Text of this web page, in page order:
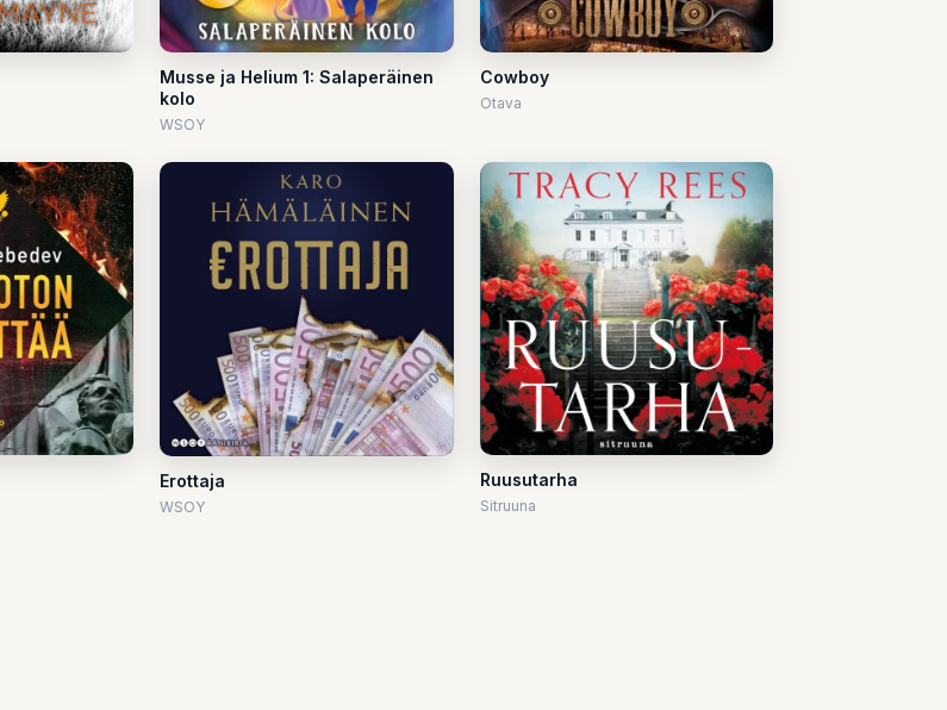
Musse ja Helium 1: Salaperäinen
kolo
WSOY
Cowboy
Otava
Erottaja
WSOY
Ruusutarha
Sitruuna